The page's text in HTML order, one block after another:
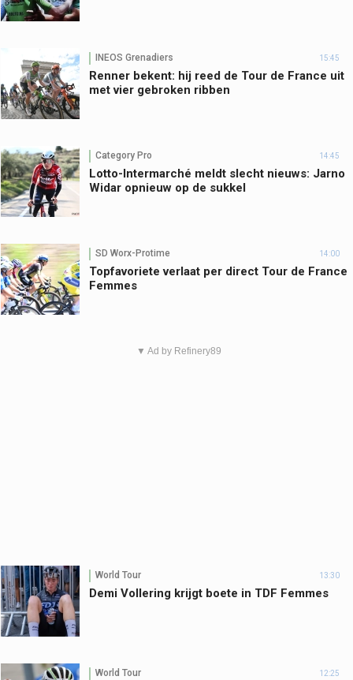
INEOS Grenadiers 15:45
Renner bekent: hij reed de Tour de France uit
met vier gebroken ribben
Category Pro 14:45
Lotto-Intermarché meldt slecht nieuws: Jarno
Widar opnieuw op de sukkel
SD Worx-Protime 14:00
Topfavoriete verlaat per direct Tour de France
Femmes
▼ Ad by Refinery89
World Tour 13:30
Demi Vollering krijgt boete in TDF Femmes
World Tour 12:25